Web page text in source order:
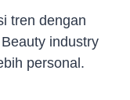
tren dengan
industry
personal.